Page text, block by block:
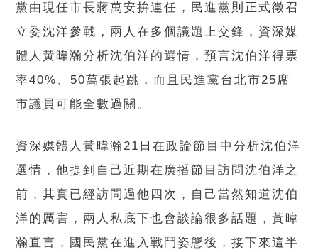
黨由現任市長蔣萬安拚連任，民進黨則正式徵召
立委沈洋參戰，兩人在多個議題上交鋒，資深媒
體人黃暐瀚分析沈伯洋的選情，預言沈伯洋得票
率40%、50萬張起跳，而且民進黨台北市25席
市議員可能全數過關。
資深媒體人黃暐瀚21日在政論節目中分析沈伯洋
選情，他提到自己近期在廣播節目訪問沈伯洋之
前，其實已經訪問過他四次，自己當然知道沈伯
洋的厲害，兩人私底下也會談論很多話題，黃暐
瀚直言，國民黨在進入戰鬥姿態後，接下來這半